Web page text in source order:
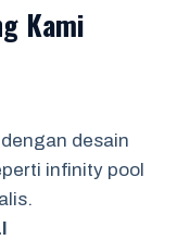
Kami
desain
infinity pool